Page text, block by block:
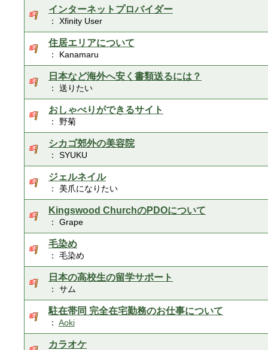
インターネットプロバイダー
： Xfinity User
住居エリアについて
： Kanamaru
日本など海外へ安く書類送るには？
： 送りたい
おしゃべりができるサイト
： 野菊
シカゴ郊外の美容院
： SYUKU
ジェルネイル
： 美爪になりたい
Kingswood ChurchのPDOについて
： Grape
毛染め
： 毛染め
日本の高校生の留学サポート
： サム
駐在帯同 完全在宅勤務のお仕事について
： Aoki
カラオケ